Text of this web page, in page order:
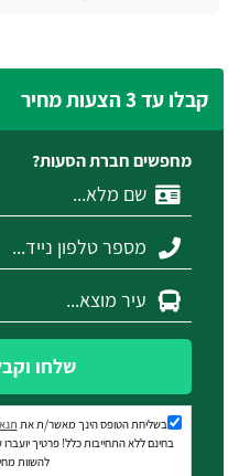
קבלו עד 3 הצעות מחיר
מחפשים חברת הסעות?
שלחו
בשליחת הטופס הינך מאשר/ת את
בחינם ללא התחייבות כלל! פרטיך
להשוות